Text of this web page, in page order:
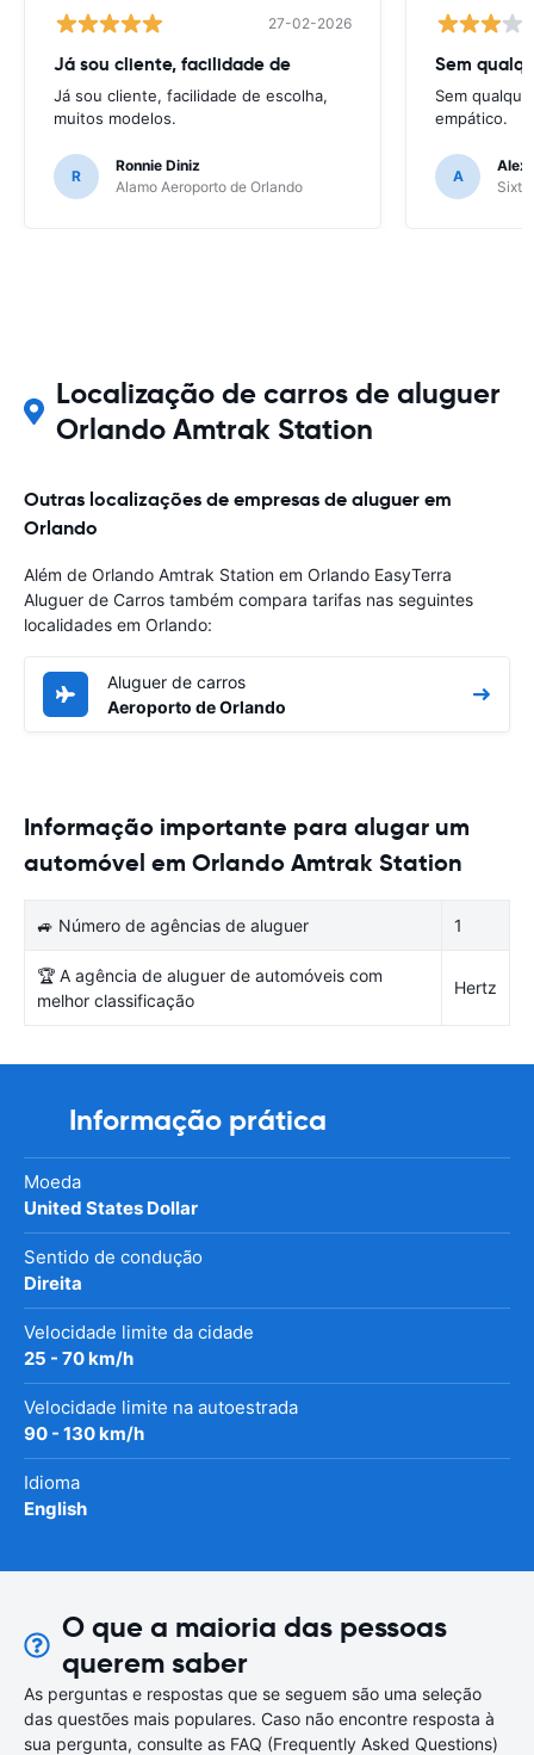
27-02-2026
Já sou cliente, facilidade de
Já sou cliente, facilidade de escolha,
muitos modelos.
R
Ronnie Diniz
Alamo Aeroporto de Orlando
Sem
empático.
A
Sixt
Localização de carros de aluguer
Orlando Amtrak Station‎
Outras localizações de empresas de aluguer em
Orlando
Além de Orlando Amtrak Station‎ em Orlando EasyTerra
Aluguer de Carros também compara tarifas nas seguintes
localidades em Orlando:
Aluguer de carros
Aeroporto de Orlando
Informação importante para alugar um
automóvel em Orlando Amtrak Station‎
🚙 Número de agências de aluguer 1
🏆 A agência de aluguer de automóveis com
melhor classificação
Hertz
Informação prática
Moeda
United States Dollar
Sentido de condução
Direita
Velocidade limite da cidade
25 - 70 km/h
Velocidade limite na autoestrada
90 - 130 km/h
Idioma
English
O que a maioria das pessoas
querem saber
As perguntas e respostas que se seguem são uma seleção
das questões mais populares. Caso não encontre resposta à
sua pergunta, consulte as FAQ (Frequently Asked Questions)